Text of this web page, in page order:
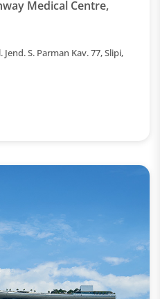
Medical Centre,
S. Parman Kav. 77, Slipi,